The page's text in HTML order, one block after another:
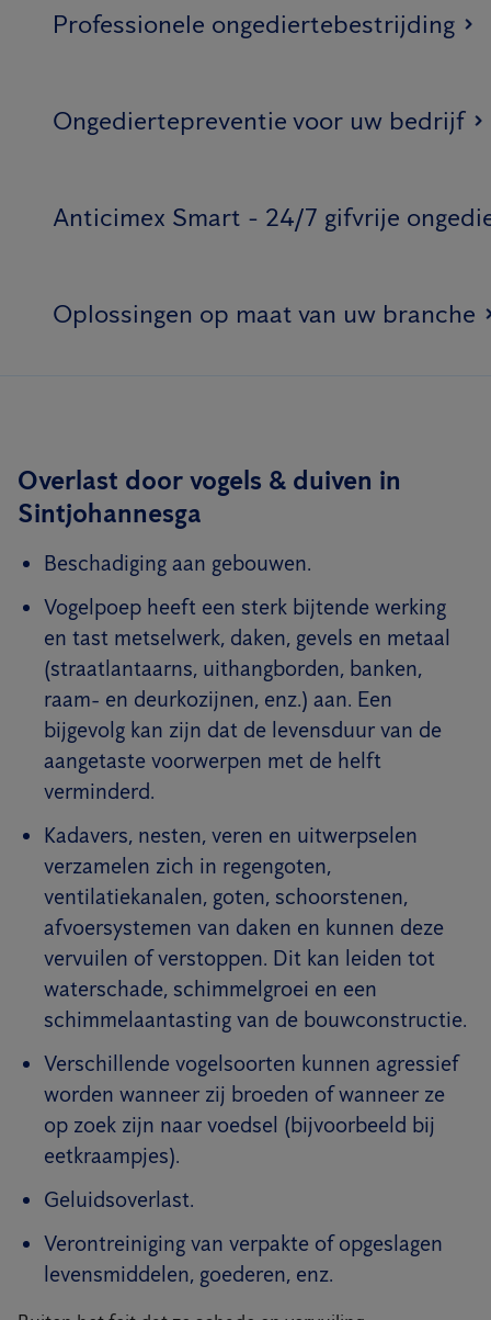
Professionele ongediertebestrijding
Ongediertepreventie voor uw bedrijf
Anticimex Smart - 24/7 gifvrije
Oplossingen op maat van uw branche
Overlast door vogels & duiven in
Sintjohannesga
Beschadiging aan gebouwen.
Vogelpoep heeft een sterk bijtende werking
en tast metselwerk, daken, gevels en metaal
(straatlantaarns, uithangborden, banken,
raam- en deurkozijnen, enz.) aan. Een
bijgevolg kan zijn dat de levensduur van de
aangetaste voorwerpen met de helft
verminderd.
Kadavers, nesten, veren en uitwerpselen
verzamelen zich in regengoten,
ventilatiekanalen, goten, schoorstenen,
afvoersystemen van daken en kunnen deze
vervuilen of verstoppen. Dit kan leiden tot
waterschade, schimmelgroei en een
schimmelaantasting van de bouwconstructie.
Verschillende vogelsoorten kunnen agressief
worden wanneer zij broeden of wanneer ze
op zoek zijn naar voedsel (bijvoorbeeld bij
eetkraampjes).
Geluidsoverlast.
Verontreiniging van verpakte of opgeslagen
levensmiddelen, goederen, enz.